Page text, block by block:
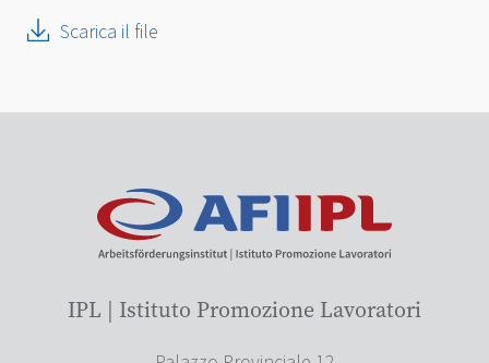
Scarica il file
IPL | Istituto Promozione Lavoratori